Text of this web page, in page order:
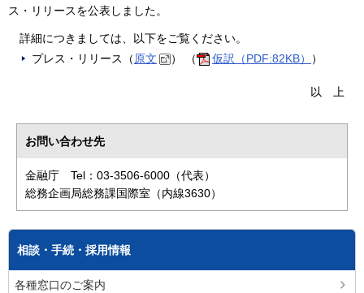
ス・リリースを公表しました。
詳細につきましては、以下をご覧ください。
プレス・リリース（ 原文 ） （ 仮訳（PDF:82KB） ）
以上
お問い合わせ先
金融庁 Tel：03-3506-6000（代表）
総務企画局総務課国際室（内線3630）
相談・手続・採用情報
各種窓口のご案内